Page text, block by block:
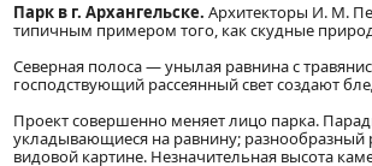
Парк в г. Архангельске. Архитекторы И. М.
типичным примером того, как скудные
Северная полоса — унылая равнина с
господствующий рассеянный свет создают
Проект совершенно меняет лицо парка.
укладывающиеся на равнину; разнообразный
видовой картине. Незначительная высота